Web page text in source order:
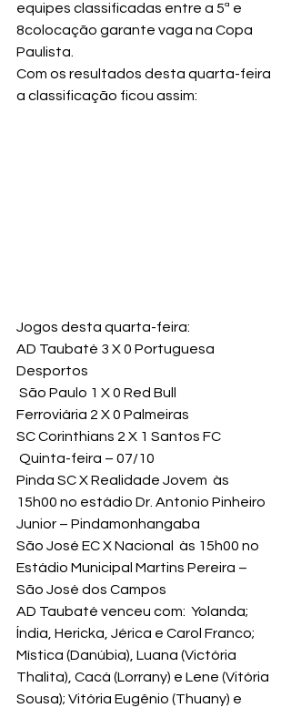
equipes classificadas entre a 5ª e
8colocação garante vaga na Copa
Paulista.
Com os resultados desta quarta-feira
a classificação ficou assim:
Jogos desta quarta-feira:
AD Taubaté 3 X 0 Portuguesa
Desportos
São Paulo 1 X 0 Red Bull
Ferroviária 2 X 0 Palmeiras
SC Corinthians 2 X 1 Santos FC
Quinta-feira – 07/10
Pinda SC X Realidade Jovem  às
15h00 no estádio Dr. Antonio Pinheiro
Junior – Pindamonhangaba
São José EC X Nacional  às 15h00 no
Estádio Municipal Martins Pereira –
São José dos Campos
AD Taubaté venceu com:  Yolanda;
Índia, Hericka, Jérica e Carol Franco;
Mística (Danúbia), Luana (Victória
Thalita), Cacá (Lorrany) e Lene (Vitória
Sousa); Vitória Eugênio (Thuany) e